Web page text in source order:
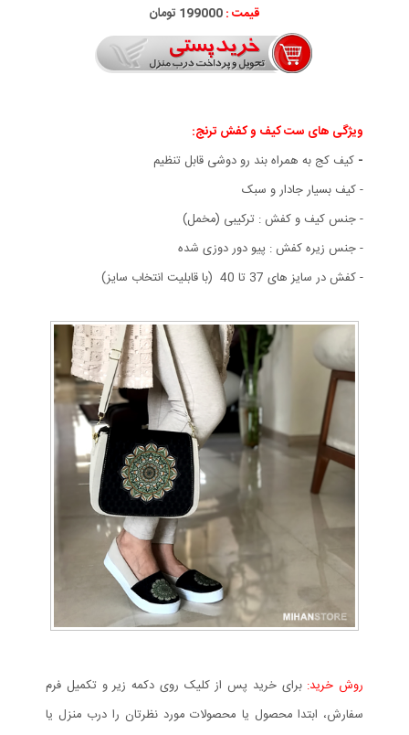
قیمت :199000 تومان
ویژگی های ست کیف و کفش ترنج:
- کیف کج به همراه بند رو دوشی قابل تنظیم
- کيف بسيار جادار و سبک
- جنس کیف و کفش : ترکیبی (مخمل)
- جنس زیره کفش : پیو دور دوزی شده
- کفش در سایز های 37 تا 40 (با قابليت انتخاب سايز)
روش خرید: برای خرید پس از کلیک روی دکمه زیر و تکمیل فرم
سفارش، ابتدا محصول یا محصولات مورد نظرتان را درب منزل یا